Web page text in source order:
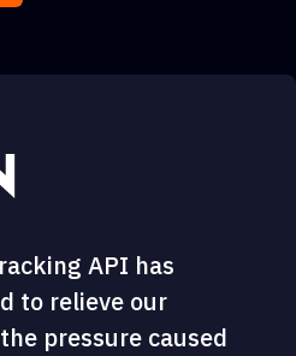
API has
to relieve our
pressure caused